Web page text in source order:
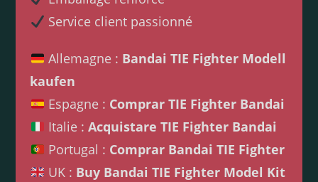
Service client passionné
Allemagne : Bandai TIE Fighter Modell
kaufen
Espagne : Comprar TIE Fighter Bandai
Italie : Acquistare TIE Fighter Bandai
Portugal : Comprar Bandai TIE Fighter
UK : Buy Bandai TIE Fighter Model Kit